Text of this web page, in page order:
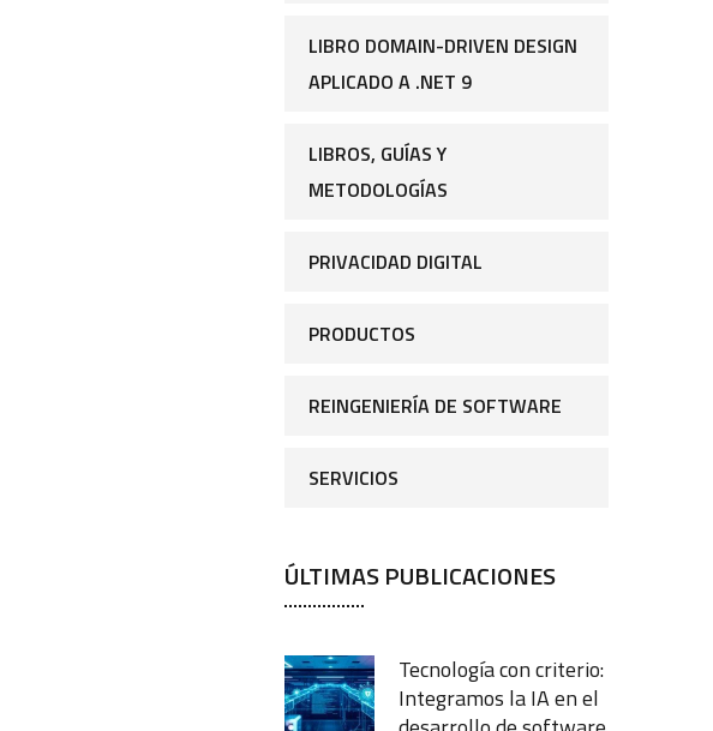
LIBRO DOMAIN-DRIVEN DESIGN
APLICADO A .NET 9
LIBROS, GUÍAS Y
METODOLOGÍAS
PRIVACIDAD DIGITAL
PRODUCTOS
REINGENIERÍA DE SOFTWARE
SERVICIOS
ÚLTIMAS PUBLICACIONES
Tecnología con criterio:
Integramos la IA en el